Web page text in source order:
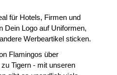
für Hotels, Firmen und
Dein Logo auf Uniformen,
Werbeartikel sticken.
Flamingos über
Tigern - mit unseren